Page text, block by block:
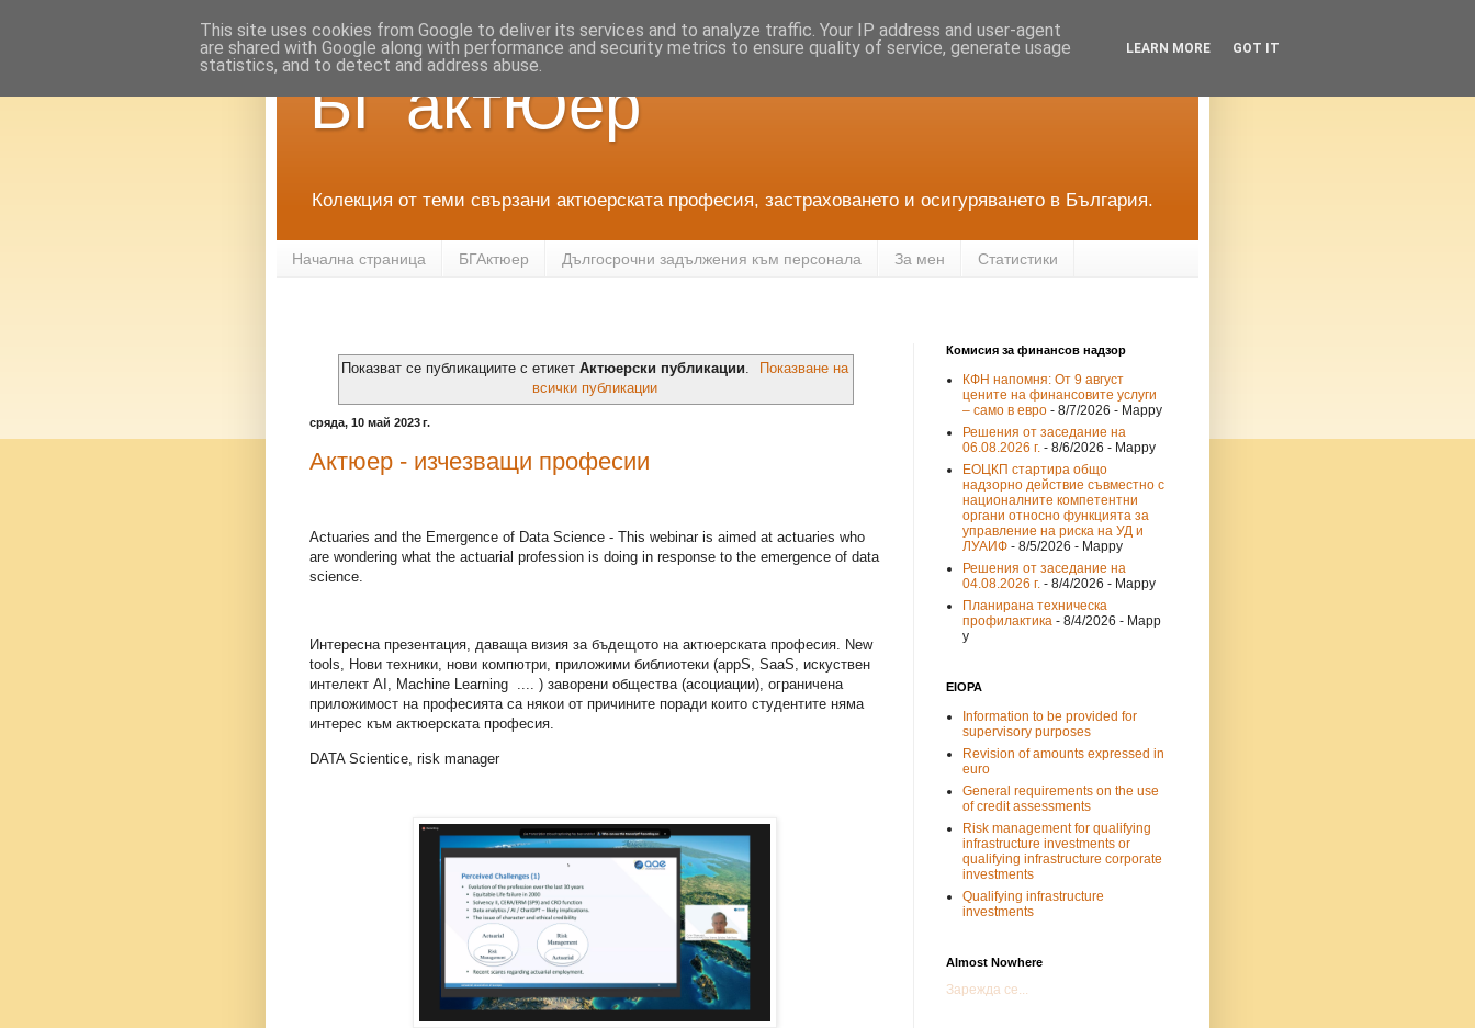
БГ актЮер
Колекция от теми свързани актюерската професия, застраховането и осигуряването в България.
Начална страница БГАктюер Дългосрочни задължения към персонала За мен Статистики
Показват се публикациите с етикет Актюерски публикации.
Показване на
всички публикации
сряда, 10 май 2023 г.
Актюер - изчезващи професии
Actuaries and the Emergence of Data Science - This webinar is aimed at actuaries who
are wondering what the actuarial profession is doing in response to the emergence of data
science.
Интересна презентация, даваща визия за бъдещото на актюерската професия. New
tools, Нови техники, нови компютри, приложими библиотеки (appS, SaaS, искуствен
интелект AI, Machine Learning .... ) заворени общества (асоциации), ограничена
приложимост на професията са някои от причините поради които студентите няма
интерес към актюерската професия.
DATA Scientice, risk manager
Комисия за финансов надзор
КФН напомня: От 9 август
цените на финансовите услуги
– само в евро - 8/7/2026 - Mappy
Решения от заседание на
06.08.2026 г. - 8/6/2026 - Mappy
ЕОЦКП стартира общо
надзорно действие съвместно с
националните компетентни
органи относно функцията за
управление на риска на УД и
ЛУАИФ - 8/5/2026 - Mappy
Решения от заседание на
04.08.2026 г. - 8/4/2026 - Mappy
Планирана техническа
профилактика - 8/4/2026 - Mapp
y
EIOPA
Information to be provided for
supervisory purposes
Revision of amounts expressed in
euro
General requirements on the use
of credit assessments
Risk management for qualifying
infrastructure investments or
qualifying infrastructure corporate
investments
Qualifying infrastructure
investments
Almost Nowhere
Зарежда се...
This site uses cookies from Google to deliver its services and to analyze traffic. Your IP address and user-agent
are shared with Google along with performance and security metrics to ensure quality of service, generate usage
statistics, and to detect and address abuse.
LEARN MORE GOT IT